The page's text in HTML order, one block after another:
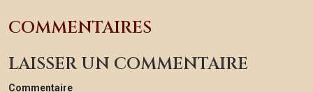
COMMENTAIRES
LAISSER UN COMMENTAIRE
Commentaire